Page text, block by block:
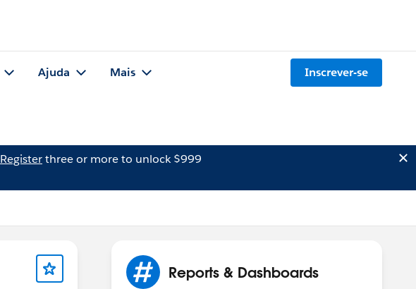
Ajuda Mais Inscrever-se
Registerthree or more to unlock $999
Reports & Dashboards